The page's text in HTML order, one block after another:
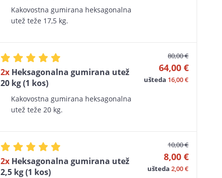
Kakovostna gumirana heksagonalna
utež teže 17,5 kg.
2x Heksagonalna gumirana utež
20 kg (1 kos)
Kakovostna gumirana heksagonalna
utež teže 20 kg.
80,00 €
64,00 €
ušteda 16,00 €
2x Heksagonalna gumirana utež
2,5 kg (1 kos)
10,00 €
8,00 €
ušteda 2,00 €